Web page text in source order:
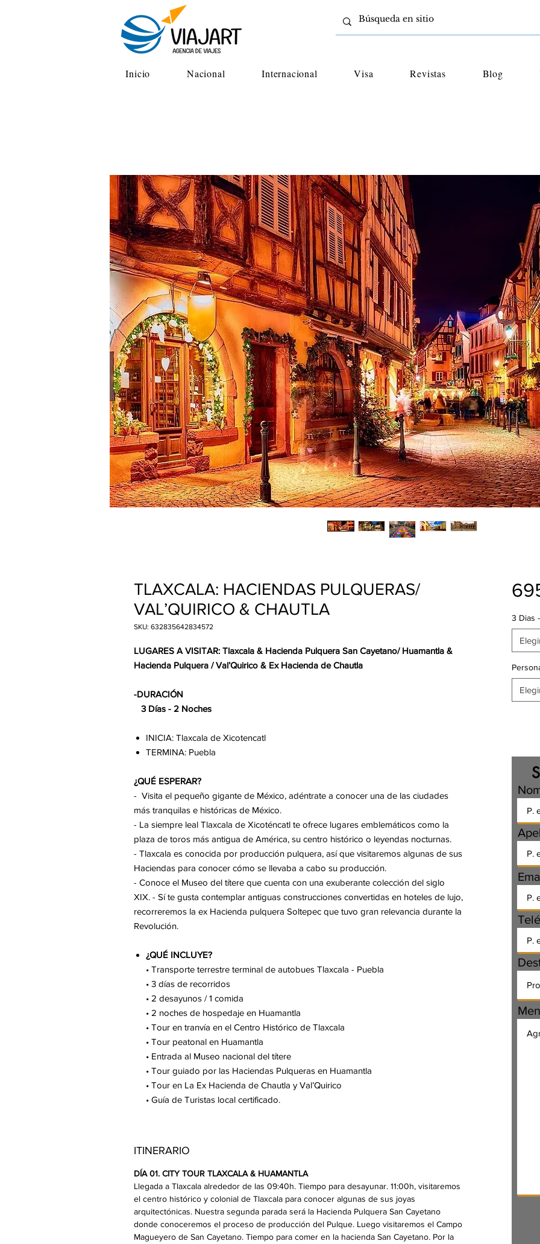
Inicio Nacional Internacional Visa Revistas Blog
TLAXCALA: HACIENDAS PULQUERAS/
VAL’QUIRICO & CHAUTLA
SKU: 632835642834572
LUGARES A VISITAR: Tlaxcala & Hacienda Pulquera San Cayetano/ Huamantla &
Hacienda Pulquera / Val’Quirico & Ex Hacienda de Chautla
-DURACIÓN
3 Días - 2 Noches
INICIA: Tlaxcala de Xicotencatl
TERMINA: Puebla
¿QUÉ ESPERAR?
- Visita el pequeño gigante de México, adéntrate a conocer una de las ciudades
más tranquilas e históricas de México.
- La siempre leal Tlaxcala de Xicoténcatl te ofrece lugares emblemáticos como la
plaza de toros más antigua de América, su centro histórico o leyendas nocturnas.
- Tlaxcala es conocida por producción pulquera, así que visitaremos algunas de sus
Haciendas para conocer cómo se llevaba a cabo su producción.
- Conoce el Museo del títere que cuenta con una exuberante colección del siglo
XIX. - Sí te gusta contemplar antiguas construcciones convertidas en hoteles de lujo,
recorreremos la ex Hacienda pulquera Soltepec que tuvo gran relevancia durante la
Revolución.
¿QUÉ INCLUYE?
• Transporte terrestre terminal de autobues Tlaxcala - Puebla
• 3 días de recorridos
• 2 desayunos / 1 comida
• 2 noches de hospedaje en Huamantla
• Tour en tranvía en el Centro Histórico de Tlaxcala
• Tour peatonal en Huamantla
• Entrada al Museo nacional del títere
• Tour guiado por las Haciendas Pulqueras en Huamantla
• Tour en La Ex Hacienda de Chautla y Val’Quirico
• Guía de Turistas local certificado.
ITINERARIO
DÍA 01. CITY TOUR TLAXCALA & HUAMANTLA
Llegada a Tlaxcala alrededor de las 09:40h. Tiempo para desayunar. 11:00h, visitaremos
el centro histórico y colonial de Tlaxcala para conocer algunas de sus joyas
arquitectónicas. Nuestra segunda parada será la Hacienda Pulquera San Cayetano
donde conoceremos el proceso de producción del Pulque. Luego visitaremos el Campo
Magueyero de San Cayetano. Tiempo para comer en la hacienda San Cayetano. Por la
3 Dias